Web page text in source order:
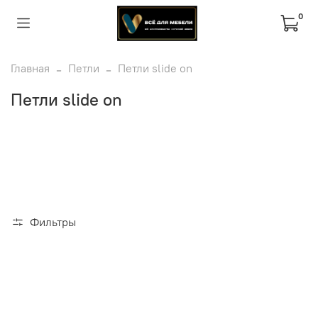
0
Главная Петли Петли slide on
Петли slide on
Фильтры